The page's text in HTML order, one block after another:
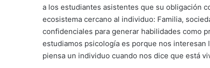
a los estudiantes asistentes que su obligación
ecosistema cercano al individuo: Familia,
confidenciales para generar habilidades como
estudiamos psicología es porque nos
piensa un individuo cuando nos dice que está